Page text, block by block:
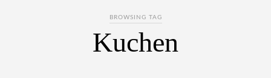
BROWSING TAG
Kuchen